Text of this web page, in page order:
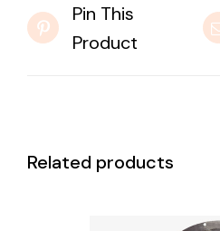
Pin This
Product
Related products